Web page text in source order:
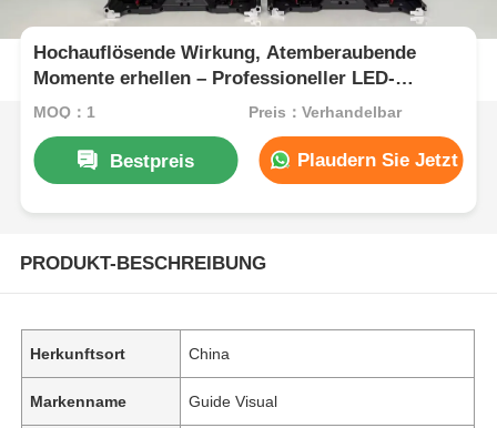
Hochauflösende Wirkung, Atemberaubende
Momente erhellen – Professioneller LED-
Mietbildschirm-Anbieter
MOQ：1 Preis：Verhandelbar
Bestpreis Plaudern Sie Jetzt
PRODUKT-BESCHREIBUNG
Herkunftsort China
Markenname Guide Visual